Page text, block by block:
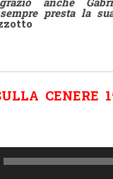
presta la
CENERE